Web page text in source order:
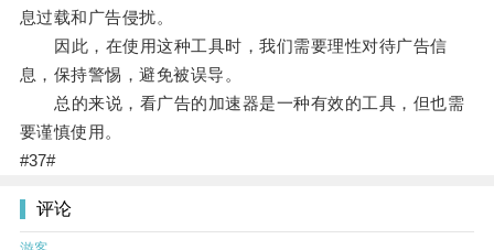
息过载和广告侵扰。
因此，在使用这种工具时，我们需要理性对待广告信
息，保持警惕，避免被误导。
总的来说，看广告的加速器是一种有效的工具，但也需
要谨慎使用。
#37#
评论